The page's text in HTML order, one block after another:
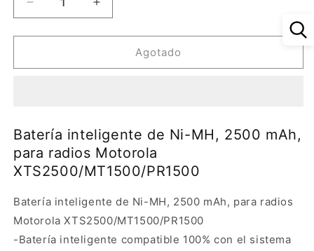
Reducir
cantidad
para
inteligente
2500
mAh,
para
radios
XTS2500/MT1500/PR1500
Aumentar
cantidad
para
Batería
inteligente
2500
mAh,
para
radios
XTS2500/MT1500/PR1500
Agotado
Batería inteligente de Ni-MH, 2500 mAh,
para radios Motorola
XTS2500/MT1500/PR1500
Batería inteligente de Ni-MH, 2500 mAh, para radios
Motorola XTS2500/MT1500/PR1500
-Batería inteligente compatible 100% con el sistema